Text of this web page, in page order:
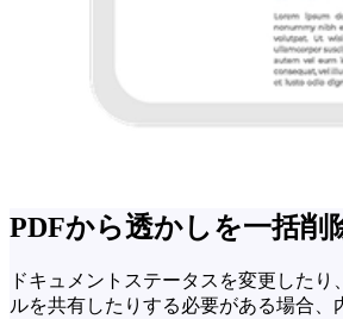
PDFから透かしを一括削
ドキュメントステータスを変更したり
ルを共有したりする必要がある場合、